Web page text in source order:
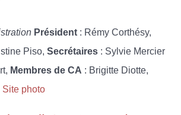
Président : Rémy Corthésy,
Piso, Secrétaires : Sylvie Mercier
Membres de CA : Brigitte Diotte,
Site photo